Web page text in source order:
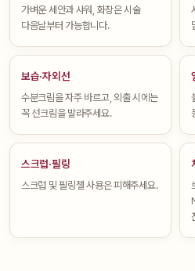
가벼운 세안과 샤워, 화장은 시술
다음날부터 가능합니다.
보습·자외선
수분크림을 자주 바르고, 외출 시에는
꼭 선크림을 발라주세요.
스크럽·필링
스크럽 및 필링젤 사용은 피해주세요.